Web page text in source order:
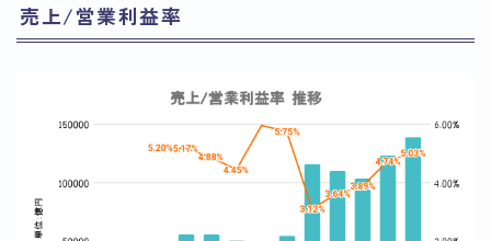
売上/営業利益率